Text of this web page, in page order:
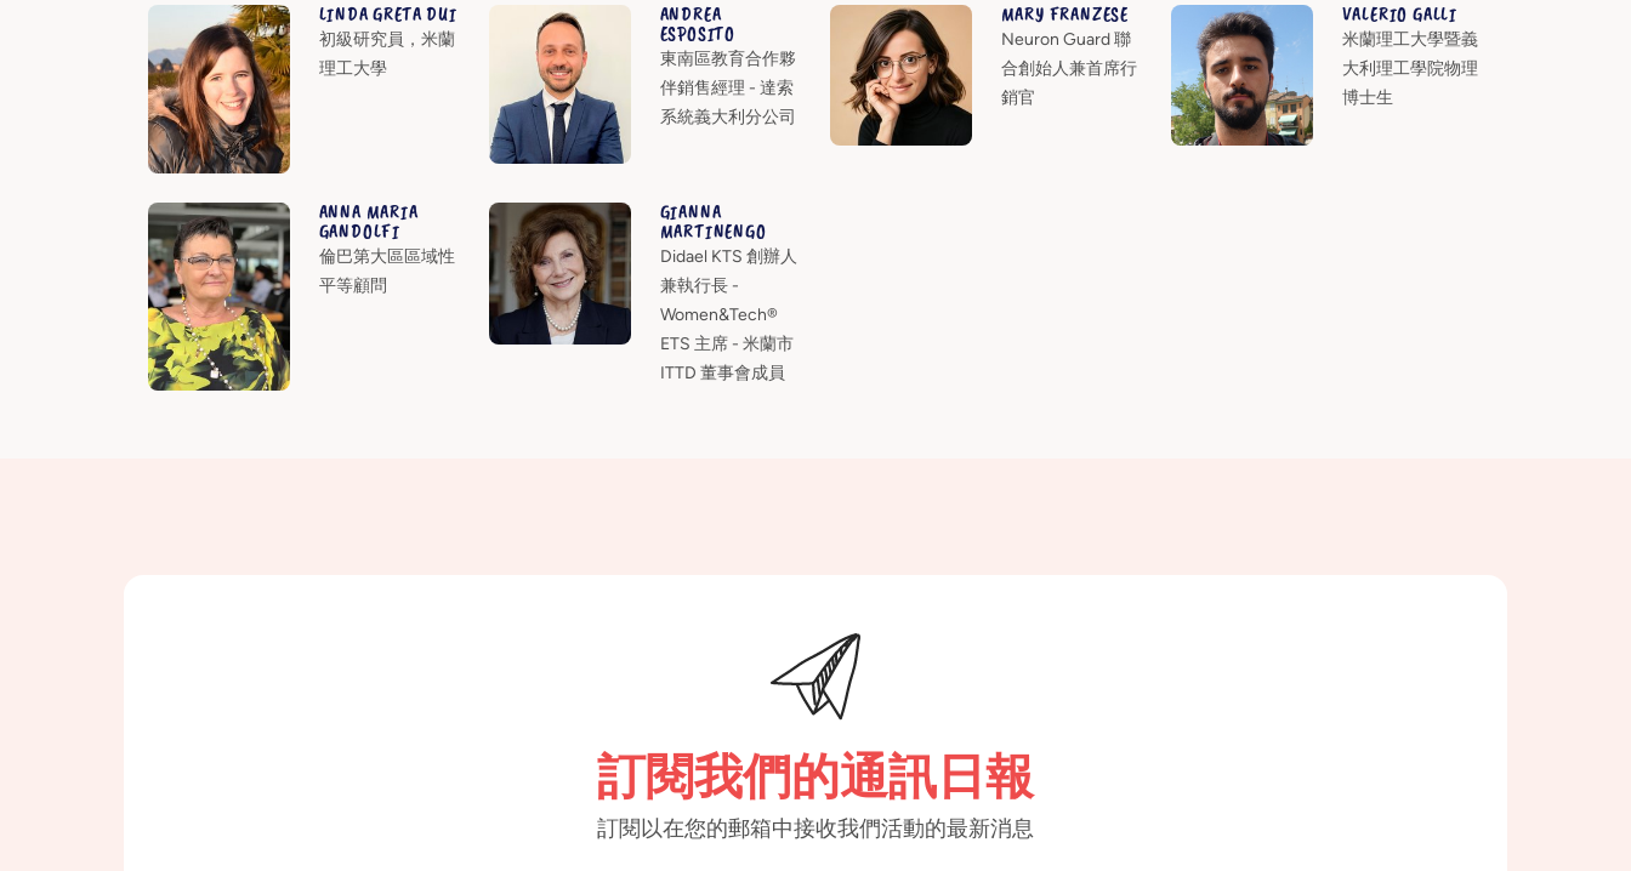
LINDA GRETA DUI
初級研究員，米蘭
理工大學
ANDREA
ESPOSITO
東南區教育合作夥
伴銷售經理 - 達索
系統義大利分公司
MARY FRANZESE
Neuron Guard 聯
合創始人兼首席行
銷官
VALERIO GALLI
米蘭理工大學暨義
大利理工學院物理
博士生
ANNA MARIA
GANDOLFI
倫巴第大區區域性
平等顧問
GIANNA
MARTINENGO
Didael KTS 創辦人
兼執行長 -
Women&Tech®
ETS 主席 - 米蘭市
ITTD 董事會成員
訂閱我們的通訊日報
訂閱以在您的郵箱中接收我們活動的最新消息